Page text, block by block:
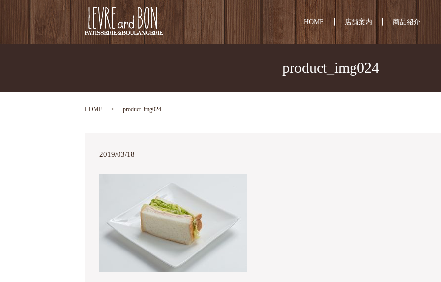
HOME 店舗案内 商品紹介
product_img024
HOME product_img024
2019/03/18